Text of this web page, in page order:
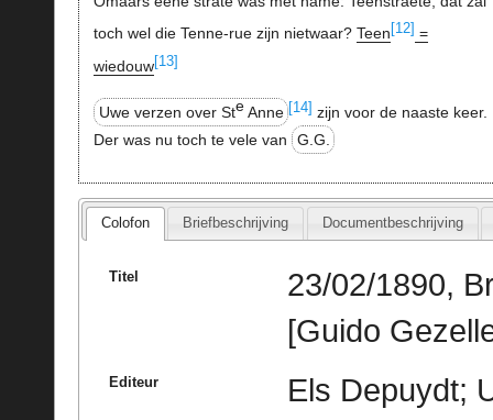
toch wel die Tenne-rue zijn nietwaar? Teen [12] =
wiedouw[13]
Uwe verzen over SteAnne [14] zijn voor de naaste keer.
Der was nu toch te vele van
G.G.
Colofon Briefbeschrijving Documentbeschrijving
Titel
23/02/1890,
[Guido
Editeur Els Depuydt;